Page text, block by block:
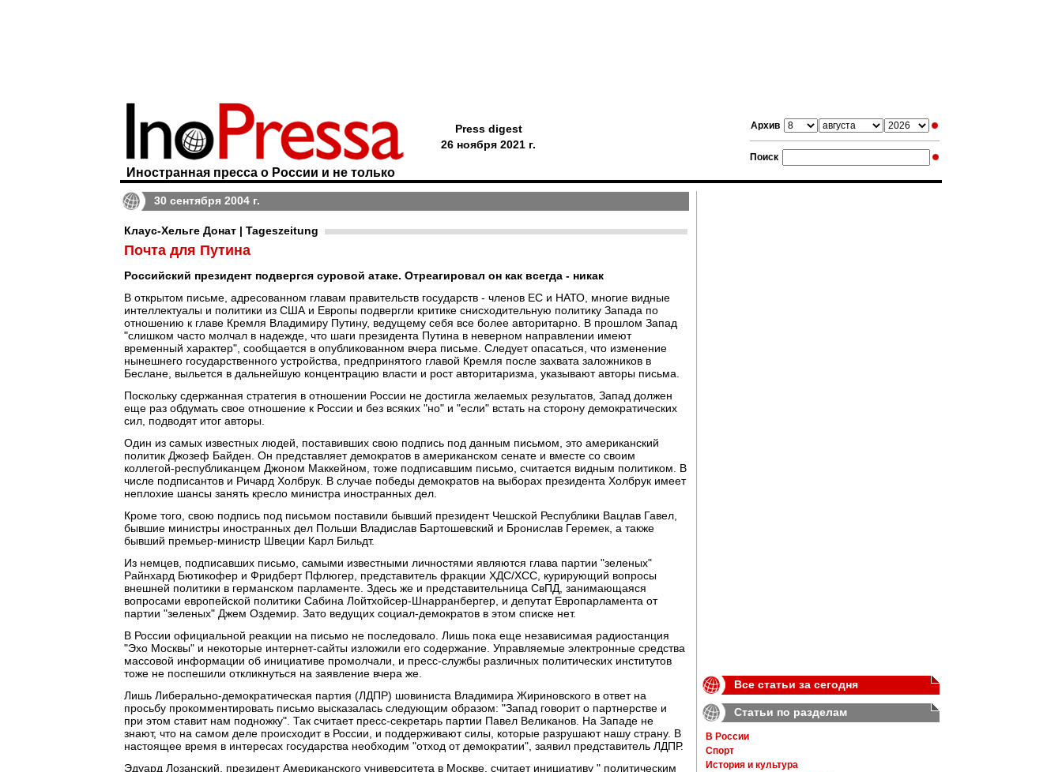
Архив
Поиск
Иностранная пресса о России и не только
Press digest
26 ноября 2021 г.
30 сентября 2004 г.
Клаус-Хельге Донат | Tageszeitung
Почта для Путина
Российский президент подвергся суровой атаке. Отреагировал он как всегда - никак
В открытом письме, адресованном главам правительств государств - членов ЕС и НАТО, многие видные
интеллектуалы и политики из США и Европы подвергли критике снисходительную политику Запада по
отношению к главе Кремля Владимиру Путину, ведущему себя все более авторитарно. В прошлом Запад
"слишком часто молчал в надежде, что шаги президента Путина в неверном направлении имеют
временный характер", сообщается в опубликованном вчера письме. Следует опасаться, что изменение
нынешнего государственного устройства, предпринятого главой Кремля после захвата заложников в
Беслане, выльется в дальнейшую концентрацию власти и рост авторитаризма, указывают авторы письма.
Поскольку сдержанная стратегия в отношении России не достигла желаемых результатов, Запад должен
еще раз обдумать свое отношение к России и без всяких "но" и "если" встать на сторону демократических
сил, подводят итог авторы.
Один из самых известных людей, поставивших свою подпись под данным письмом, это американский
политик Джозеф Байден. Он представляет демократов в американском сенате и вместе со своим
коллегой-республиканцем Джоном Маккейном, тоже подписавшим письмо, считается видным политиком. В
числе подписантов и Ричард Холбрук. В случае победы демократов на выборах президента Холбрук имеет
неплохие шансы занять кресло министра иностранных дел.
Кроме того, свою подпись под письмом поставили бывший президент Чешской Республики Вацлав Гавел,
бывшие министры иностранных дел Польши Владислав Бартошевский и Бронислав Геремек, а также
бывший премьер-министр Швеции Карл Бильдт.
Из немцев, подписавших письмо, самыми известными личностями являются глава партии "зеленых"
Райнхард Бютикофер и Фридберт Пфлюгер, представитель фракции ХДС/ХСС, курирующий вопросы
внешней политики в германском парламенте. Здесь же и представительница СвПД, занимающаяся
вопросами европейской политики Сабина Лойтхойсер-Шнарранбергер, и депутат Европарламента от
партии "зеленых" Джем Оздемир. Зато ведущих социал-демократов в этом списке нет.
В России официальной реакции на письмо не последовало. Лишь пока еще независимая радиостанция
"Эхо Москвы" и некоторые интернет-сайты изложили его содержание. Управляемые электронные средства
массовой информации об инициативе промолчали, и пресс-службы различных политических институтов
тоже не поспешили откликнуться на заявление вчера же.
Лишь Либерально-демократическая партия (ЛДПР) шовиниста Владимира Жириновского в ответ на
просьбу прокомментировать письмо высказалась следующим образом: "Запад говорит о партнерстве и
при этом ставит нам подножку". Так считает пресс-секретарь партии Павел Великанов. На Западе не
знают, что на самом деле происходит в России, и поддерживают силы, которые разрушают нашу страну. В
настоящее время в интересах государства необходим "отход от демократии", заявил представитель ЛДПР.
Эдуард Лозанский, президент Американского университета в Москве, считает инициативу " политическим
Все статьи за сегодня
Статьи по разделам
В России
Спорт
История и культура